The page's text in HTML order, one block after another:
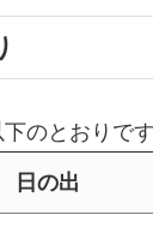
のとおりです
日の出